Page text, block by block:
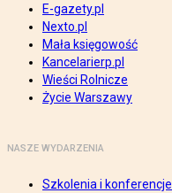
E-gazety.pl
Nexto.pl
Mała księgowość
Kancelarierp.pl
Wieści Rolnicze
Życie Warszawy
NASZE WYDARZENIA
Szkolenia i konferencje